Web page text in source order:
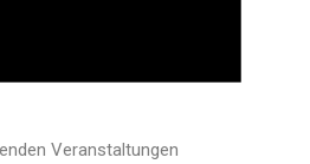
Veranstaltungen